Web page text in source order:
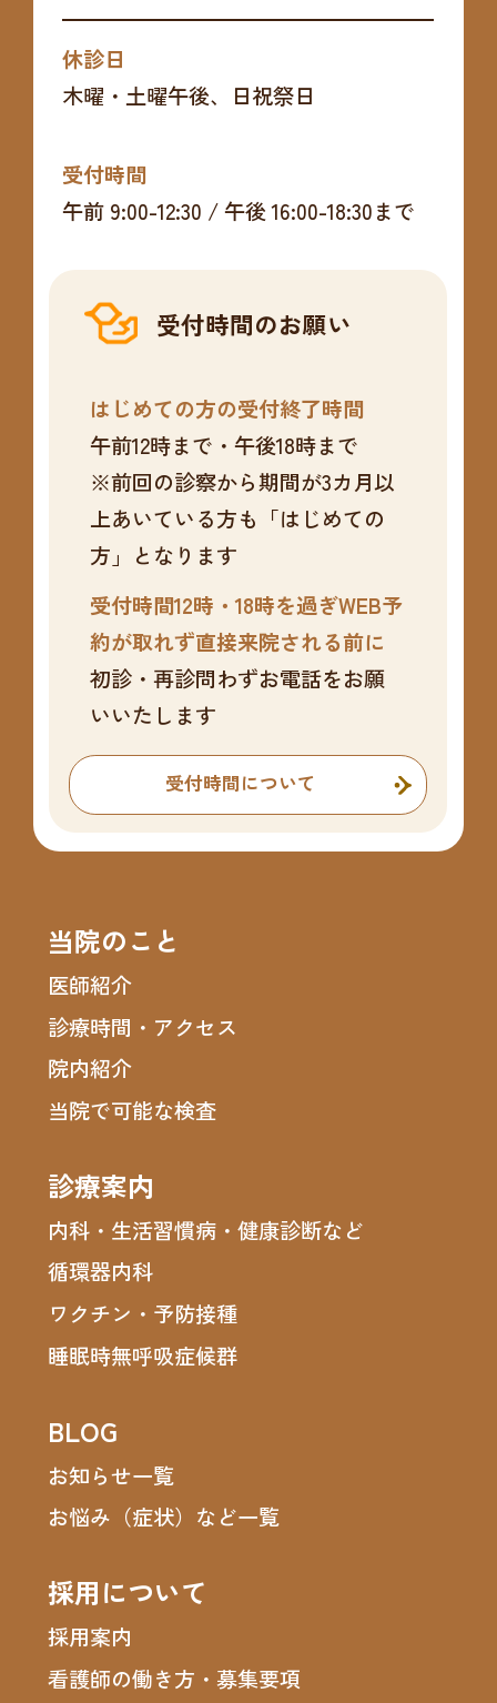
休診日
木曜・土曜午後、日祝祭日
受付時間
午前 9:00-12:30 / 午後 16:00-18:30まで
受付時間のお願い
はじめての方の受付終了時間
午前12時まで・午後18時まで
※前回の診察から期間が3カ月以
上あいている方も「はじめての
方」となります
受付時間12時・18時を過ぎWEB予
約が取れず直接来院される前に
初診・再診問わずお電話をお願
いいたします
受付時間について
当院のこと
医師紹介
診療時間・アクセス
院内紹介
当院で可能な検査
診療案内
内科・生活習慣病・健康診断など
循環器内科
ワクチン・予防接種
睡眠時無呼吸症候群
BLOG
お知らせ一覧
お悩み（症状）など一覧
採用について
採用案内
看護師の働き方・募集要項